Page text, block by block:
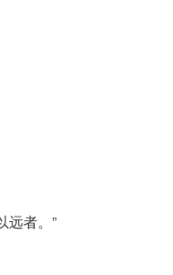
远者。”